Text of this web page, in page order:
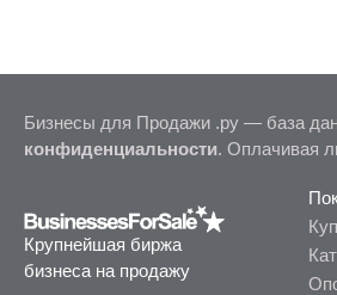
Бизнесы для Продажи .ру — база
конфиденциальности. Оплачивая
Крупнейшая биржа
бизнеса на продажу